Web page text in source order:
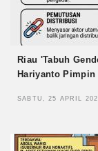
Riau 'Tabuh
Hariyanto
SABTU, 25 APRIL